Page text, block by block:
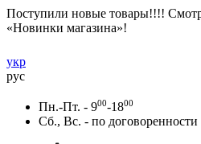
Поступили новые товары!!!!
«Новинки магазина»!
укр
рус
Пн.-Пт. - 900-1800
Сб., Вс. - по договоренности